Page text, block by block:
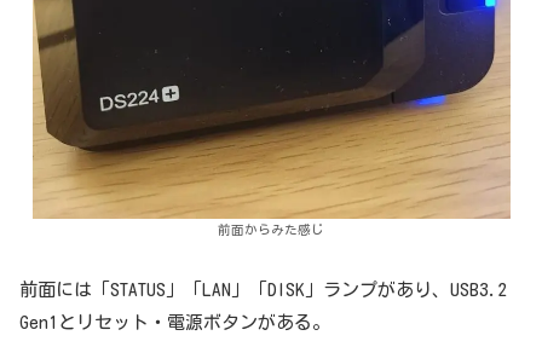
前面からみた感じ
前面には「STATUS」「LAN」「DISK」ランプがあり、USB3.2
Gen1とリセット・電源ボタンがある。